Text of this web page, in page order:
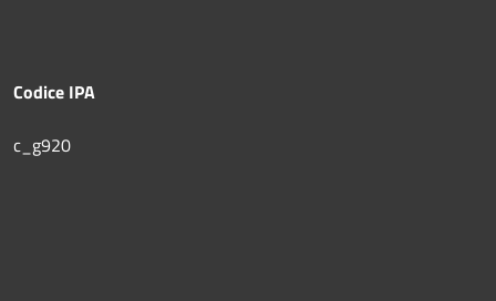
Codice IPA
c_g920